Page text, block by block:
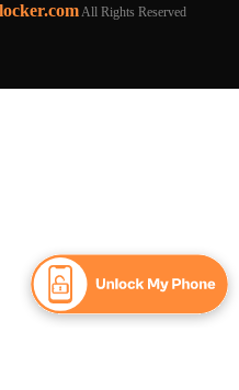
All Rights Reserved